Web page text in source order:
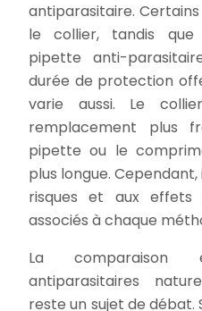
antiparasitaire.
le collier, tandis que
pipette anti-
durée de protection
varie aussi. Le
remplacement plus
pipette ou le
plus longue.
risques et aux effets
associés à chaque
La comparaison
antiparasitaires
reste un sujet de